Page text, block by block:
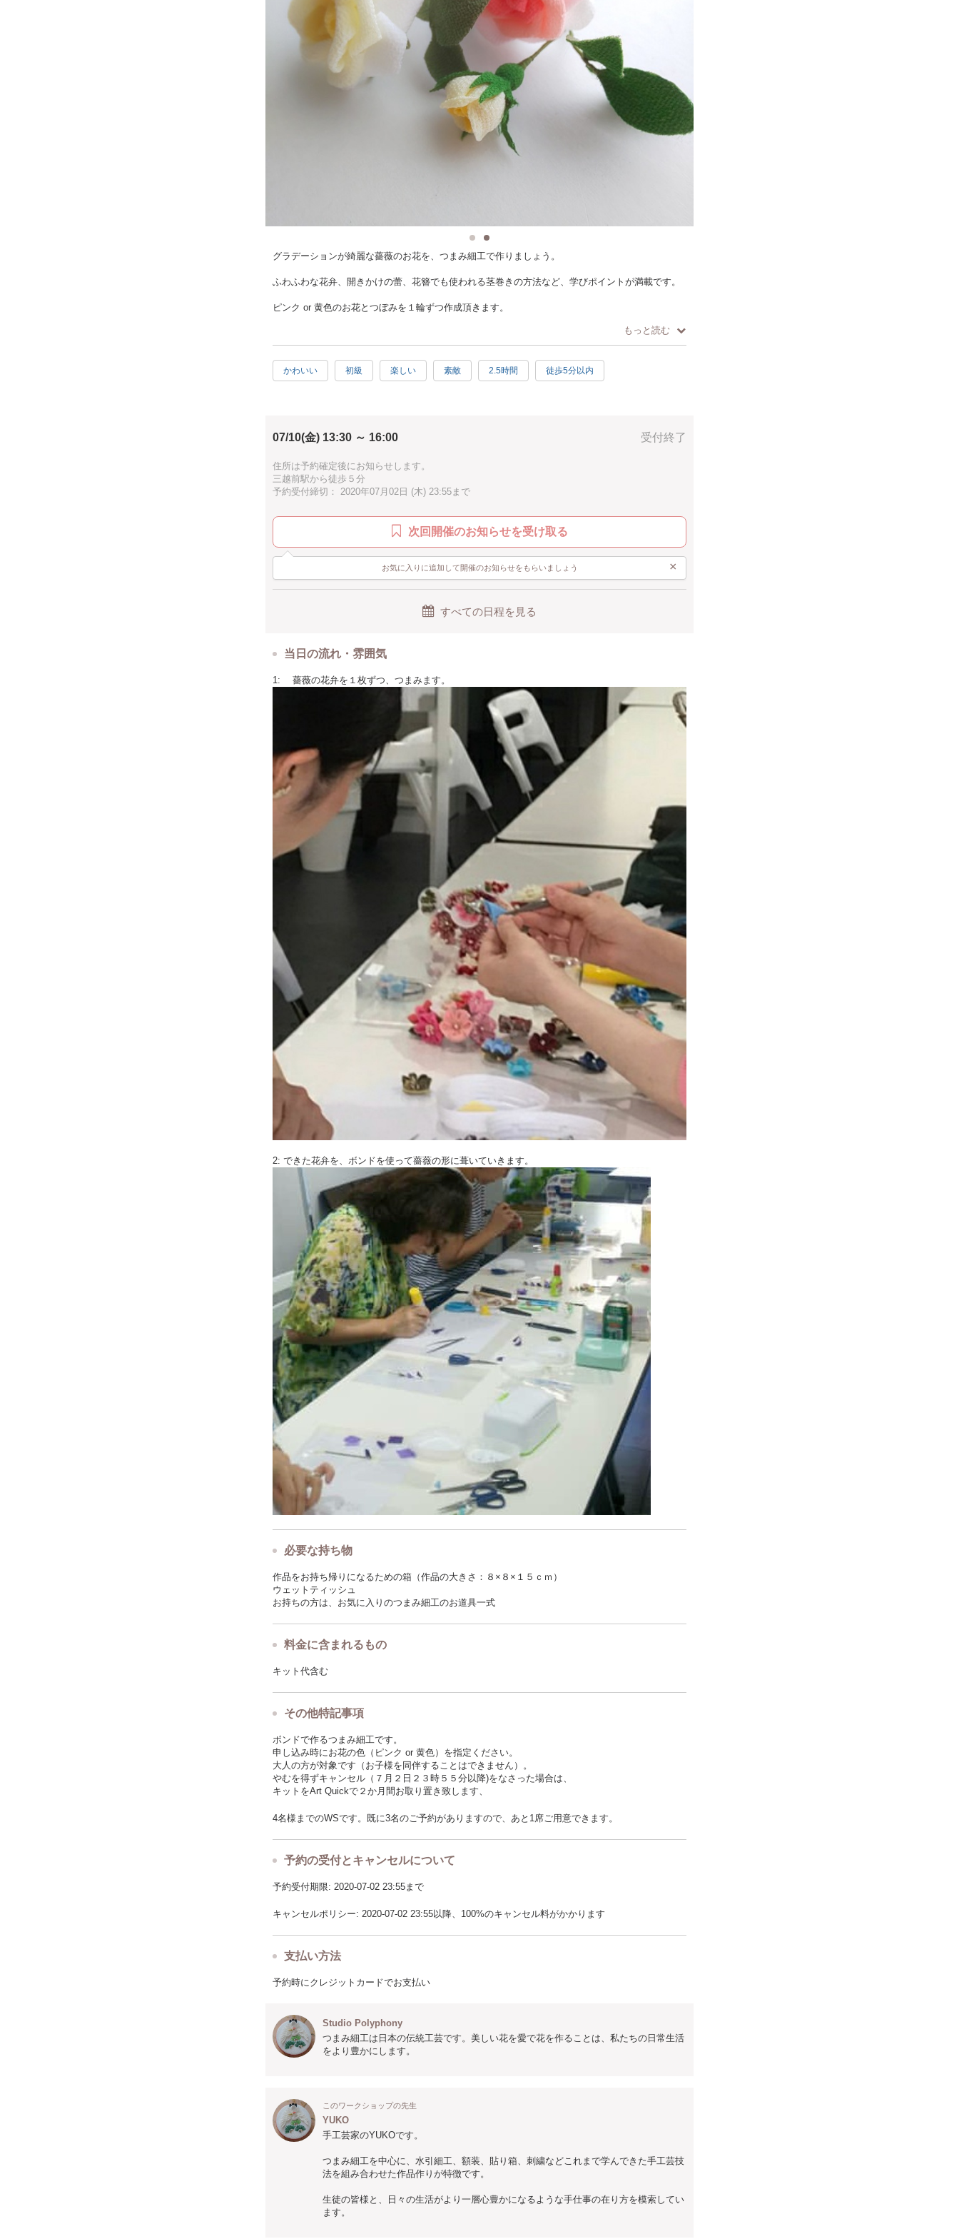
グラデーションが綺麗な薔薇のお花を、つまみ細工で作りましょう。
ふわふわな花弁、開きかけの蕾、花簪でも使われる茎巻きの方法など、学びポイントが満載です。
ピンク or 黄色のお花とつぼみを１輪ずつ作成頂きます。
定員４人までの少人数制WSですので、つまみ細工はじめてさんでも安心してご参加頂けます。
もっと読む
かわいい 初級 楽しい 素敵 2.5時間 徒歩5分以内
受付終了
07/10(金) 13:30 ～ 16:00
住所は予約確定後にお知らせします。
三越前駅から徒歩５分
予約受付締切： 2020年07月02日 (木) 23:55まで
次回開催のお知らせを受け取る
お気に入りに追加して開催のお知らせをもらいましょう ×
すべての日程を見る
当日の流れ・雰囲気
1: 薔薇の花弁を１枚ずつ、つまみます。
2: できた花弁を、ボンドを使って薔薇の形に葺いていきます。
必要な持ち物
作品をお持ち帰りになるための箱（作品の大きさ：８×８×１５ｃｍ）
ウェットティッシュ
お持ちの方は、お気に入りのつまみ細工のお道具一式
料金に含まれるもの
キット代含む
その他特記事項
ボンドで作るつまみ細工です。
申し込み時にお花の色（ピンク or 黄色）を指定ください。
大人の方が対象です（お子様を同伴することはできません）。
やむを得ずキャンセル（７月２日２３時５５分以降)をなさった場合は、
キットをArt Quickで２か月間お取り置き致します、
4名様までのWSです。既に3名のご予約がありますので、あと1席ご用意できます。
予約の受付とキャンセルについて
予約受付期限: 2020-07-02 23:55まで
キャンセルポリシー: 2020-07-02 23:55以降、100%のキャンセル料がかかります
支払い方法
予約時にクレジットカードでお支払い
Studio Polyphony
つまみ細工は日本の伝統工芸です。美しい花を愛で花を作ることは、私たちの日常生活
をより豊かにします。
このワークショップの先生
YUKO
手工芸家のYUKOです。
つまみ細工を中心に、水引細工、額装、貼り箱、刺繍などこれまで学んできた手工芸技
法を組み合わせた作品作りが特徴です。
生徒の皆様と、日々の生活がより一層心豊かになるような手仕事の在り方を模索してい
ます。